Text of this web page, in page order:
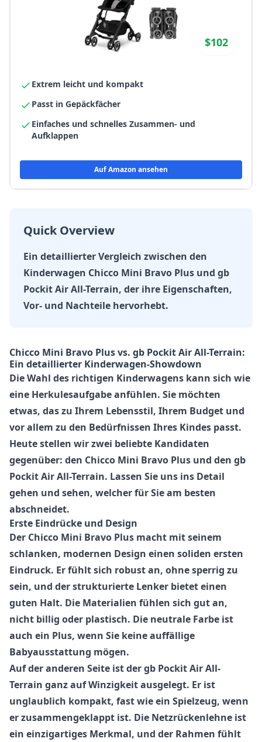
$102
Extrem leicht und kompakt
Passt in Gepäckfächer
Einfaches und schnelles Zusammen- und
Aufklappen
Auf Amazon ansehen
Quick Overview
Ein detaillierter Vergleich zwischen den
Kinderwagen Chicco Mini Bravo Plus und gb
Pockit Air All-Terrain, der ihre Eigenschaften,
Vor- und Nachteile hervorhebt.
Chicco Mini Bravo Plus vs. gb Pockit Air All-Terrain:
Ein detaillierter Kinderwagen-Showdown
Die Wahl des richtigen Kinderwagens kann sich wie
eine Herkulesaufgabe anfühlen. Sie möchten
etwas, das zu Ihrem Lebensstil, Ihrem Budget und
vor allem zu den Bedürfnissen Ihres Kindes passt.
Heute stellen wir zwei beliebte Kandidaten
gegenüber: den Chicco Mini Bravo Plus und den gb
Pockit Air All-Terrain. Lassen Sie uns ins Detail
gehen und sehen, welcher für Sie am besten
abschneidet.
Erste Eindrücke und Design
Der Chicco Mini Bravo Plus macht mit seinem
schlanken, modernen Design einen soliden ersten
Eindruck. Er fühlt sich robust an, ohne sperrig zu
sein, und der strukturierte Lenker bietet einen
guten Halt. Die Materialien fühlen sich gut an,
nicht billig oder plastisch. Die neutrale Farbe ist
auch ein Plus, wenn Sie keine auffällige
Babyausstattung mögen.
Auf der anderen Seite ist dergb Pockit Air All-
Terrain ganz auf Winzigkeit ausgelegt. Er ist
unglaublich kompakt, fast wie ein Spielzeug, wenn
er zusammengeklappt ist. Die Netzrückenlehne ist
ein einzigartiges Merkmal, und der Rahmen fühlt